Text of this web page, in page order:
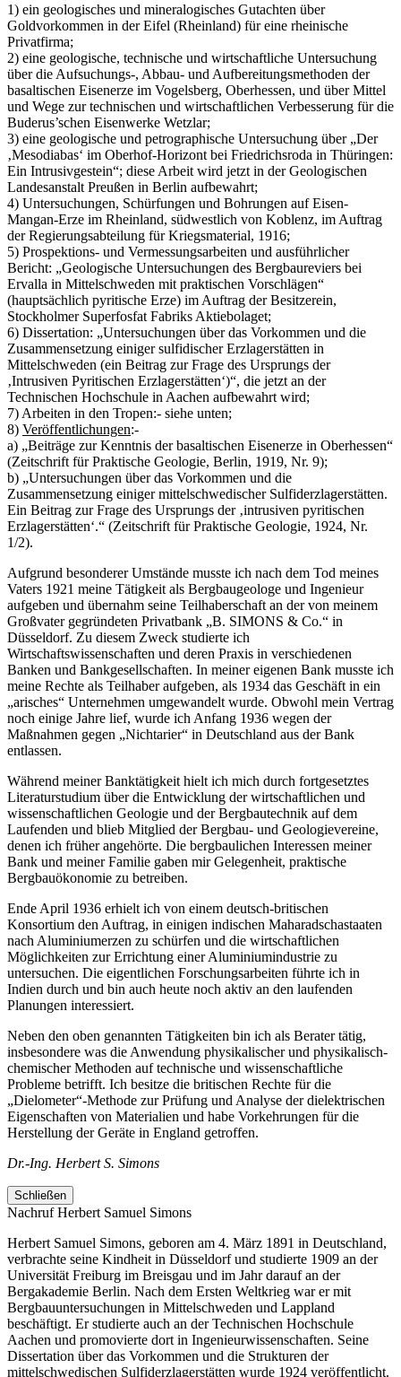
1) ein geologisches und mineralogisches Gutachten über
Goldvorkommen in der Eifel (Rheinland) für eine rheinische
Privatfirma;
2) eine geologische, technische und wirtschaftliche Untersuchung
über die Aufsuchungs-, Abbau- und Aufbereitungsmethoden der
basaltischen Eisenerze im Vogelsberg, Oberhessen, und über Mittel
und Wege zur technischen und wirtschaftlichen Verbesserung für die
Buderus’schen Eisenwerke Wetzlar;
3) eine geologische und petrographische Untersuchung über „Der
‚Mesodiabas‘ im Oberhof-Horizont bei Friedrichsroda in Thüringen:
Ein Intrusivgestein“; diese Arbeit wird jetzt in der Geologischen
Landesanstalt Preußen in Berlin aufbewahrt;
4) Untersuchungen, Schürfungen und Bohrungen auf Eisen-
Mangan-Erze im Rheinland, südwestlich von Koblenz, im Auftrag
der Regierungsabteilung für Kriegsmaterial, 1916;
5) Prospektions- und Vermessungsarbeiten und ausführlicher
Bericht: „Geologische Untersuchungen des Bergbaureviers bei
Ervalla in Mittelschweden mit praktischen Vorschlägen“
(hauptsächlich pyritische Erze) im Auftrag der Besitzerein,
Stockholmer Superfosfat Fabriks Aktiebolaget;
6) Dissertation: „Untersuchungen über das Vorkommen und die
Zusammensetzung einiger sulfidischer Erzlagerstätten in
Mittelschweden (ein Beitrag zur Frage des Ursprungs der
‚Intrusiven Pyritischen Erzlagerstätten‘)“, die jetzt an der
Technischen Hochschule in Aachen aufbewahrt wird;
7) Arbeiten in den Tropen:- siehe unten;
8) Veröffentlichungen:-
a) „Beiträge zur Kenntnis der basaltischen Eisenerze in Oberhessen“
(Zeitschrift für Praktische Geologie, Berlin, 1919, Nr. 9);
b) „Untersuchungen über das Vorkommen und die
Zusammensetzung einiger mittelschwedischer Sulfiderzlagerstätten.
Ein Beitrag zur Frage des Ursprungs der ‚intrusiven pyritischen
Erzlagerstätten‘.“ (Zeitschrift für Praktische Geologie, 1924, Nr.
1/2).
Aufgrund besonderer Umstände musste ich nach dem Tod meines
Vaters 1921 meine Tätigkeit als Bergbaugeologe und Ingenieur
aufgeben und übernahm seine Teilhaberschaft an der von meinem
Großvater gegründeten Privatbank „B. SIMONS & Co.“ in
Düsseldorf. Zu diesem Zweck studierte ich
Wirtschaftswissenschaften und deren Praxis in verschiedenen
Banken und Bankgesellschaften. In meiner eigenen Bank musste ich
meine Rechte als Teilhaber aufgeben, als 1934 das Geschäft in ein
„arisches“ Unternehmen umgewandelt wurde. Obwohl mein Vertrag
noch einige Jahre lief, wurde ich Anfang 1936 wegen der
Maßnahmen gegen „Nichtarier“ in Deutschland aus der Bank
entlassen.
Während meiner Banktätigkeit hielt ich mich durch fortgesetztes
Literaturstudium über die Entwicklung der wirtschaftlichen und
wissenschaftlichen Geologie und der Bergbautechnik auf dem
Laufenden und blieb Mitglied der Bergbau- und Geologievereine,
denen ich früher angehörte. Die bergbaulichen Interessen meiner
Bank und meiner Familie gaben mir Gelegenheit, praktische
Bergbauökonomie zu betreiben.
Ende April 1936 erhielt ich von einem deutsch-britischen
Konsortium den Auftrag, in einigen indischen Maharadschastaaten
nach Aluminiumerzen zu schürfen und die wirtschaftlichen
Möglichkeiten zur Errichtung einer Aluminiumindustrie zu
untersuchen. Die eigentlichen Forschungsarbeiten führte ich in
Indien durch und bin auch heute noch aktiv an den laufenden
Planungen interessiert.
Neben den oben genannten Tätigkeiten bin ich als Berater tätig,
insbesondere was die Anwendung physikalischer und physikalisch-
chemischer Methoden auf technische und wissenschaftliche
Probleme betrifft. Ich besitze die britischen Rechte für die
„Dielometer“-Methode zur Prüfung und Analyse der dielektrischen
Eigenschaften von Materialien und habe Vorkehrungen für die
Herstellung der Geräte in England getroffen.
Dr.-Ing. Herbert S. Simons
Schließen
Nachruf Herbert Samuel Simons
Herbert Samuel Simons, geboren am 4. März 1891 in Deutschland,
verbrachte seine Kindheit in Düsseldorf und studierte 1909 an der
Universität Freiburg im Breisgau und im Jahr darauf an der
Bergakademie Berlin. Nach dem Ersten Weltkrieg war er mit
Bergbauuntersuchungen in Mittelschweden und Lappland
beschäftigt. Er studierte auch an der Technischen Hochschule
Aachen und promovierte dort in Ingenieurwissenschaften. Seine
Dissertation über das Vorkommen und die Strukturen der
mittelschwedischen Sulfiderzlagerstätten wurde 1924 veröffentlicht.